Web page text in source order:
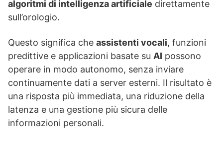
algoritmi di intelligenza artificiale direttamente
sull’orologio.
Questo significa che assistenti vocali, funzioni
predittive e applicazioni basate su AI possono
operare in modo autonomo, senza inviare
continuamente dati a server esterni. Il risultato è
una risposta più immediata, una riduzione della
latenza e una gestione più sicura delle
informazioni personali.